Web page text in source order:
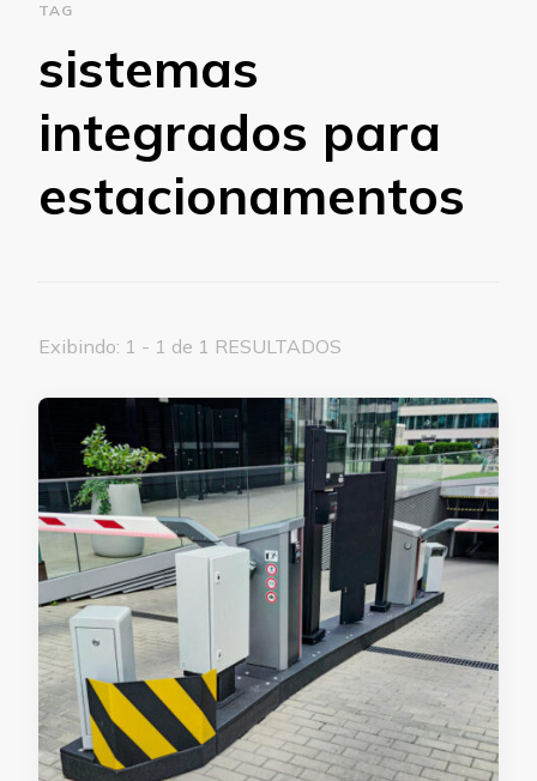
TAG
sistemas
integrados para
estacionamentos
Exibindo: 1 - 1 de 1 RESULTADOS